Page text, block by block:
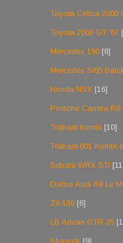
Toyota Celica 2000
Toyota 2000 GT '67
Mercedes 190 [8]
Mercedes Sl65
Honda NSX [16]
Porsche Carrera RS
Trabant kombi [10]
Trabant 601 Kombi
Subaru WRX STI
Darius Audi R8 Le
Zil-130 [6]
LB Advan GTR-35
Shaguár [9]